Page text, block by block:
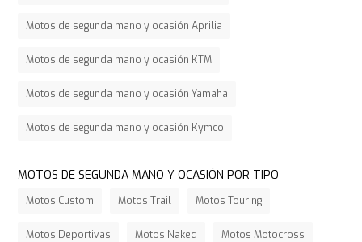
Motos de segunda mano y ocasión Aprilia
Motos de segunda mano y ocasión KTM
Motos de segunda mano y ocasión Yamaha
Motos de segunda mano y ocasión Kymco
MOTOS DE SEGUNDA MANO Y OCASIÓN POR TIPO
Motos Custom Motos Trail Motos Touring
Motos Deportivas Motos Naked Motos Motocross